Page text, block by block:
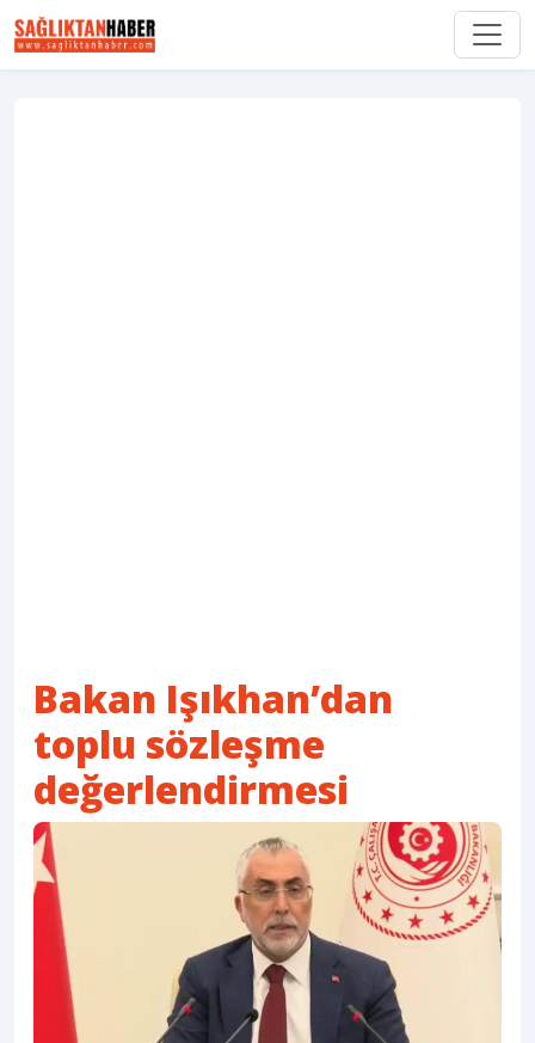
Bakan Işıkhan’dan
toplu sözleşme
değerlendirmesi